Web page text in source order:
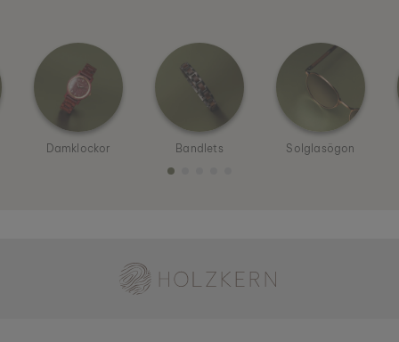
Damklockor Bandlets Solglasögon